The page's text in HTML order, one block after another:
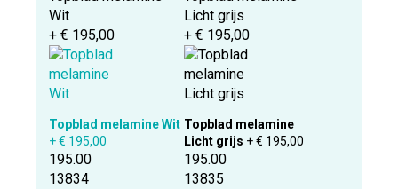
Wit
+ € 195,00
Topblad melamine Wit
+ € 195,00
Licht grijs
+ € 195,00
Topblad melamine
Licht grijs + € 195,00
195.00
13834
195.00
13835